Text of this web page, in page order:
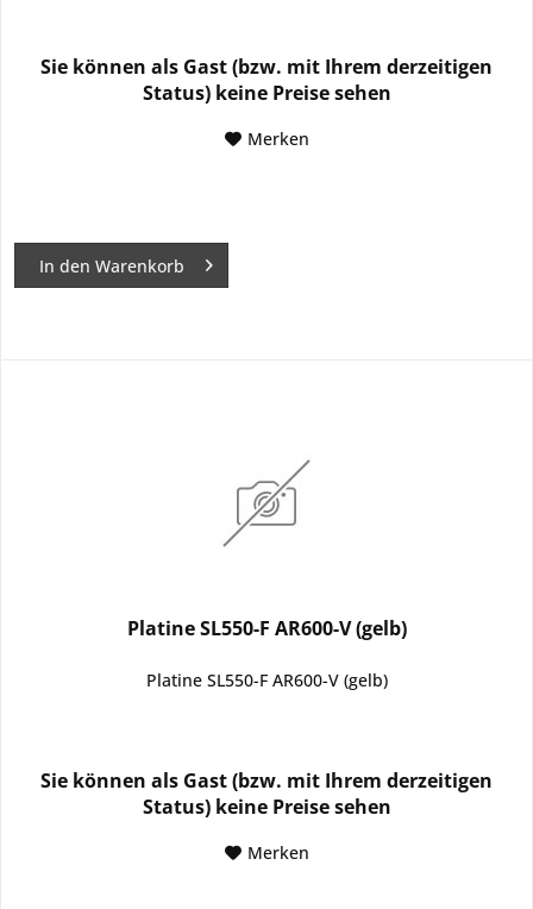
Sie können als Gast (bzw. mit Ihrem derzeitigen
Status) keine Preise sehen
Merken
In den Warenkorb
Platine SL550-F AR600-V (gelb)
Platine SL550-F AR600-V (gelb)
Sie können als Gast (bzw. mit Ihrem derzeitigen
Status) keine Preise sehen
Merken